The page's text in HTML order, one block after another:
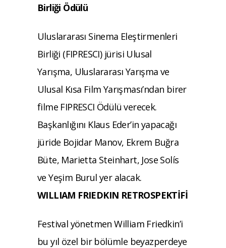
Birliği Ödülü
Uluslararası Sinema Eleştirmenleri
Birliği (FIPRESCI) jürisi Ulusal
Yarışma, Uluslararası Yarışma ve
Ulusal Kısa Film Yarışması’ndan birer
filme FIPRESCI Ödülü verecek.
Başkanlığını Klaus Eder’in yapacağı
jüride Bojidar Manov, Ekrem Buğra
Büte, Marietta Steinhart, Jose Solís
ve Yeşim Burul yer alacak.
WILLIAM FRIEDKIN RETROSPEKTİFİ
Festival yönetmen William Friedkin’i
bu yıl özel bir bölümle beyazperdeye